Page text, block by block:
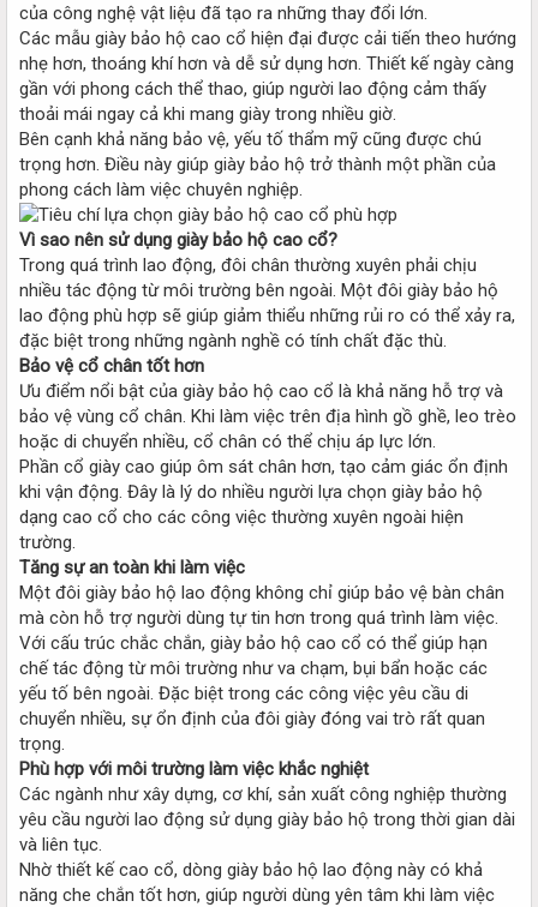
của công nghệ vật liệu đã tạo ra những thay đổi lớn.
Các mẫu giày bảo hộ cao cổ hiện đại được cải tiến theo hướng
nhẹ hơn, thoáng khí hơn và dễ sử dụng hơn. Thiết kế ngày càng
gần với phong cách thể thao, giúp người lao động cảm thấy
thoải mái ngay cả khi mang giày trong nhiều giờ.
Bên cạnh khả năng bảo vệ, yếu tố thẩm mỹ cũng được chú
trọng hơn. Điều này giúp giày bảo hộ trở thành một phần của
phong cách làm việc chuyên nghiệp.
Vì sao nên sử dụng giày bảo hộ cao cổ?
Trong quá trình lao động, đôi chân thường xuyên phải chịu
nhiều tác động từ môi trường bên ngoài. Một đôi giày bảo hộ
lao động phù hợp sẽ giúp giảm thiểu những rủi ro có thể xảy ra,
đặc biệt trong những ngành nghề có tính chất đặc thù.
Bảo vệ cổ chân tốt hơn
Ưu điểm nổi bật của giày bảo hộ cao cổ là khả năng hỗ trợ và
bảo vệ vùng cổ chân. Khi làm việc trên địa hình gồ ghề, leo trèo
hoặc di chuyển nhiều, cổ chân có thể chịu áp lực lớn.
Phần cổ giày cao giúp ôm sát chân hơn, tạo cảm giác ổn định
khi vận động. Đây là lý do nhiều người lựa chọn giày bảo hộ
dạng cao cổ cho các công việc thường xuyên ngoài hiện
trường.
Tăng sự an toàn khi làm việc
Một đôi giày bảo hộ lao động không chỉ giúp bảo vệ bàn chân
mà còn hỗ trợ người dùng tự tin hơn trong quá trình làm việc.
Với cấu trúc chắc chắn, giày bảo hộ cao cổ có thể giúp hạn
chế tác động từ môi trường như va chạm, bụi bẩn hoặc các
yếu tố bên ngoài. Đặc biệt trong các công việc yêu cầu di
chuyển nhiều, sự ổn định của đôi giày đóng vai trò rất quan
trọng.
Phù hợp với môi trường làm việc khắc nghiệt
Các ngành như xây dựng, cơ khí, sản xuất công nghiệp thường
yêu cầu người lao động sử dụng giày bảo hộ trong thời gian dài
và liên tục.
Nhờ thiết kế cao cổ, dòng giày bảo hộ lao động này có khả
năng che chắn tốt hơn, giúp người dùng yên tâm khi làm việc